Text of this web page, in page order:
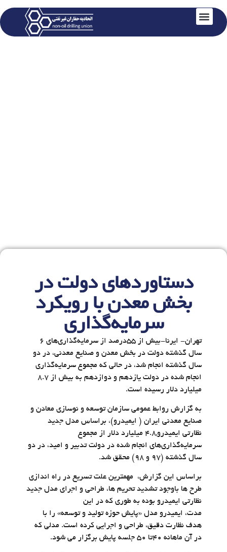
دستاوردهای دولت در
بخش معدن با رویکرد
سرمایه‌گذاری
تهران- ایرنا-بیش از ۵۵درصد از سرمایه‌گذاری‌های ۶
سال گذشته دولت در بخش معدن و صنایع معدنی، در دو
سال گذشته انجام شد، در حالی که مجموع سرمایه‌گذاری
انجام شده در دولت یازدهم و دوازدهم به بیش از ۸.۷
میلیارد دلار رسیده است.
به گزارش روابط عمومی سازمان توسعه و نوسازی معادن و
صنایع معدنی ایران ( ایمیدرو)، براساس مدل جدید
نظارتی ایمیدرو,۴.۸ میلیارد دلار از مجموع
سرمایه‌گذاری‌های انجام شده در دولت تدبیر و امید، در دو
سال گذشته (۹۷ و ۹۸) محقق شد.
براساس این گزارش، مهمترین علت تسریع در راه اندازی
طرح ها باوجود تشدید تحریم ها، طراحی و اجرای مدل جدید
نظارتی ایمیدرو بوده به طوری که در این
مدت،‌ ایمیدرو مدل «پایش حوزه تولید و توسعه» را با
هدف نظارت دقیق، طراحی و اجرایی کرده است. مدلی که
در آن ماهانه ۴۰تا ۵۰ جلسه پایش برگزار می شود.